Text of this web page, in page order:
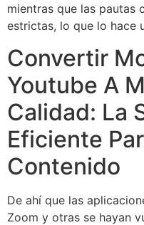
mientras que las pautas
estrictas, lo que lo hace
Convertir
Youtube A
Calidad: La
Eficiente
Contenido
De ahí que las
Zoom y otras se hayan